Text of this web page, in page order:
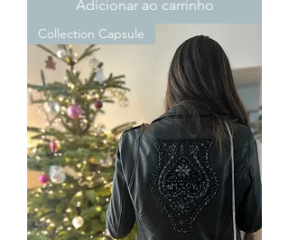
Adicionar ao carrinho
Collection Capsule